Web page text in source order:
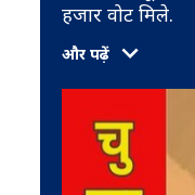
हजार वोट मिले.
और पढ़ें